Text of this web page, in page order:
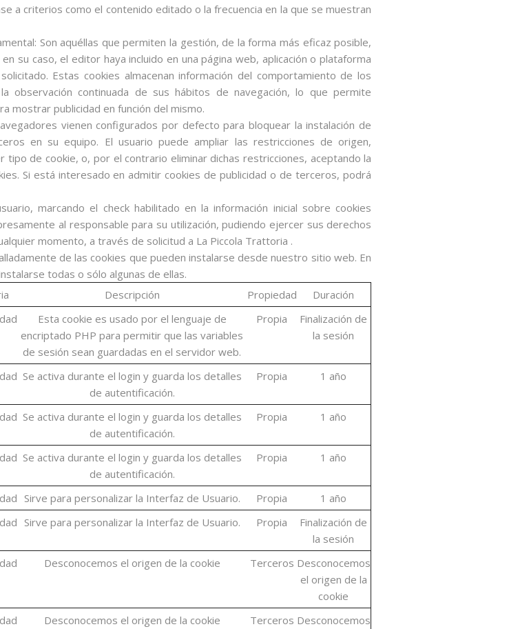
a criterios como el contenido editado o la frecuencia en la que se muestran
Son aquéllas que permiten la gestión, de la forma más eficaz posible,
su caso, el editor haya incluido en una página web, aplicación o plataforma
Estas cookies almacenan información del comportamiento de los
observación continuada de sus hábitos de navegación, lo que permite
mostrar publicidad en función del mismo.
vienen configurados por defecto para bloquear la instalación de
en su equipo. El usuario puede ampliar las restricciones de origen,
tipo de cookie, o, por el contrario eliminar dichas restricciones, aceptando la
Si está interesado en admitir cookies de publicidad o de terceros, podrá
marcando el check habilitado en la información inicial sobre cookies
al responsable para su utilización, pudiendo ejercer sus derechos
momento, a través de solicitud a La Piccola Trattoria .
de las cookies que pueden instalarse desde nuestro sitio web. En
todas o sólo algunas de ellas.
Descripción Propiedad
Duración
Esta cookie es usado por el lenguaje de
encriptado PHP para permitir que las variables
de sesión sean guardadas en el servidor web.
Propia
Finalización de
la sesión
Se activa durante el login y guarda los detalles
de autentificación.
Propia 1 año
Se activa durante el login y guarda los detalles
de autentificación.
Propia 1 año
Se activa durante el login y guarda los detalles
de autentificación.
Propia 1 año
Sirve para personalizar la Interfaz de Usuario. Propia
1 año
Sirve para personalizar la Interfaz de Usuario. Propia
Finalización de
la sesión
Desconocemos el origen de la cookie Terceros Desconocemos
el origen de la
cookie
Desconocemos el origen de la cookie Terceros Desconocemos